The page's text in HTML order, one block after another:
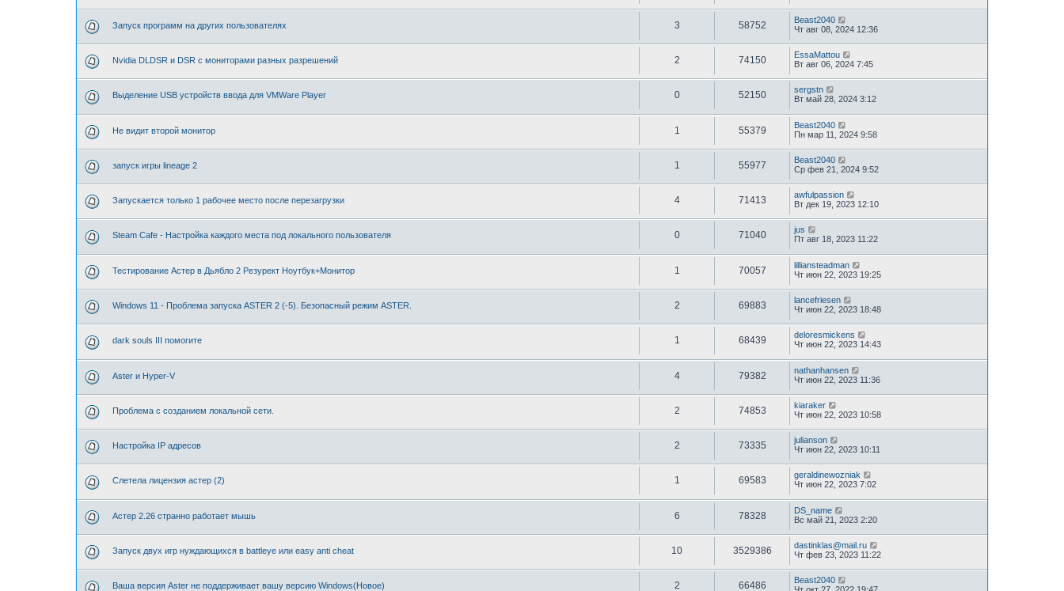
Запуск программ на других пользователях 3 58752
Beast2040
Чт авг 08, 2024 12:36
Nvidia DLDSR и DSR с мониторами разных разрешений 2 74150
EssaMattou
Вт авг 06, 2024 7:45
Выделение USB устройств ввода для VMWare Player 0 52150
sergstn
Вт май 28, 2024 3:12
Не видит второй монитор 1 55379
Beast2040
Пн мар 11, 2024 9:58
запуск игры lineage 2 1 55977
Beast2040
Ср фев 21, 2024 9:52
Запускается только 1 рабочее место после перезагрузки 4 71413
awfulpassion
Вт дек 19, 2023 12:10
Steam Cafe - Настройка каждого места под локального пользователя 0 71040
jus
Пт авг 18, 2023 11:22
Тестирование Астер в Дьябло 2 Резурект Ноутбук+Монитор 1 70057
lilliansteadman
Чт июн 22, 2023 19:25
Windows 11 - Проблема запуска ASTER 2 (-5). Безопасный режим ASTER. 2 69883
lancefriesen
Чт июн 22, 2023 18:48
dark souls III помогите 1 68439
deloresmickens
Чт июн 22, 2023 14:43
Aster и Hyper-V 4 79382
nathanhansen
Чт июн 22, 2023 11:36
Проблема с созданием локальной сети. 2 74853
kiaraker
Чт июн 22, 2023 10:58
Настройка IP адресов 2 73335
julianson
Чт июн 22, 2023 10:11
Слетела лицензия астер (2) 1 69583
geraldinewozniak
Чт июн 22, 2023 7:02
Астер 2.26 странно работает мышь 6 78328
DS_name
Вс май 21, 2023 2:20
Запуск двух игр нуждающихся в battleye или easy anti cheat 10 3529386
dastinklas@mail.ru
Чт фев 23, 2023 11:22
Ваша версия Aster не поддерживает вашу версию Windows(Новое) 2 66486
Beast2040